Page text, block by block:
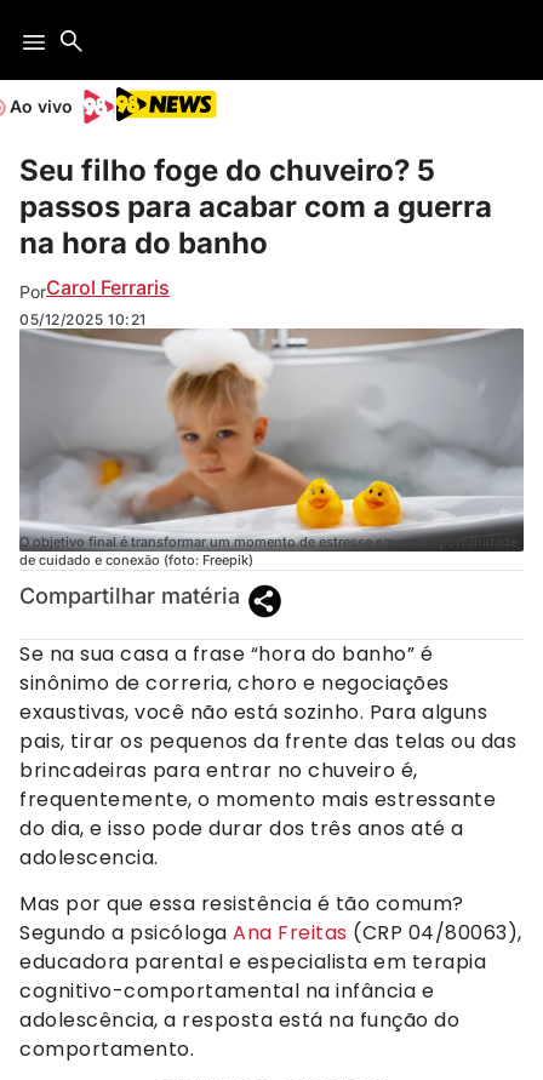
Ao vivo
Seu filho foge do chuveiro? 5
passos para acabar com a guerra
na hora do banho
PorCarol Ferraris
05/12/2025 10:21
O objetivo final é transformar um momento de estresse em uma oportunidade
de cuidado e conexão (foto: Freepik)
Compartilhar matéria
Se na sua casa a frase “hora do banho” é
sinônimo de correria, choro e negociações
exaustivas, você não está sozinho. Para alguns
pais, tirar os pequenos da frente das telas ou das
brincadeiras para entrar no chuveiro é,
frequentemente, o momento mais estressante
do dia, e isso pode durar dos três anos até a
adolescencia.
Mas por que essa resistência é tão comum?
Segundo a psicóloga Ana Freitas (CRP 04/80063),
educadora parental e especialista em terapia
cognitivo-comportamental na infância e
adolescência, a resposta está na função do
comportamento.